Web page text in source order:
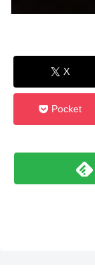
X
Pocket